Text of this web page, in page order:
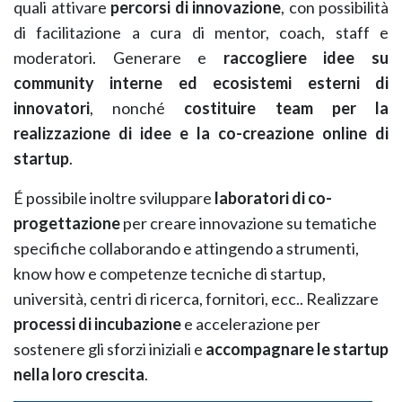
quali attivare percorsi di innovazione, con possibilità
di facilitazione a cura di mentor, coach, staff e
moderatori. Generare e raccogliere idee su
community interne ed ecosistemi esterni di
innovatori, nonché costituire team per la
realizzazione di idee e la co-creazione online di
startup.
É possibile inoltre sviluppare laboratori di co-
progettazioneper creare innovazione su tematiche
specifiche collaborando e attingendo a strumenti,
know how e competenze tecniche di startup,
università, centri di ricerca, fornitori, ecc.. Realizzare
processi di incubazionee accelerazione per
sostenere gli sforzi iniziali e accompagnare le startup
nella loro crescita.